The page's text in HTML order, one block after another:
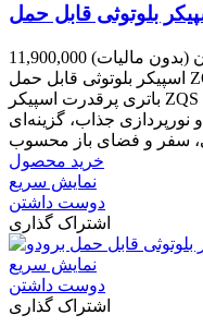
(بدون مالیات)
اسپیکر بلوتوثی قابل حمل ZQS 8255 | واردات رسمی، صدای قوی و
باتری پرقدرت اسپیکر ZQS 8255 یک اسپیکر بلوتوثی شارژی قوی و
جذاب، گزینه‌ای
خرید محصول
نمایش سریع
دوست داشتن
اشتراک گذاری
نمایش سریع
دوست داشتن
اشتراک گذاری